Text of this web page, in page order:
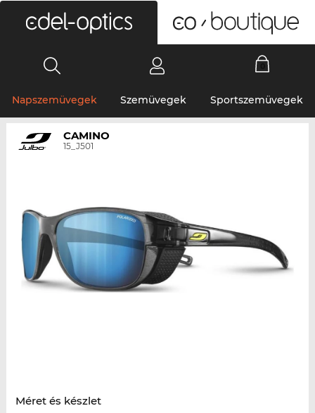
Napszemüvegek Szemüvegek Sportszemüvegek
CAMINO
15_J501
Méret és készlet